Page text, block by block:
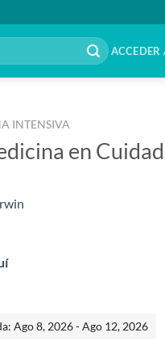
ACCEDER
INTENSIVA
en
Ago 8, 2026 - Ago 12, 2026
Intensivos 8a edición 2